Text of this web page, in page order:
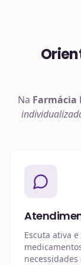
Na Farmácia
Escuta ativa